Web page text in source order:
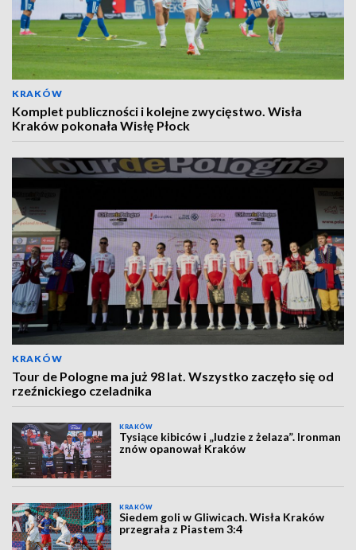
KRAKÓW
Komplet publiczności i kolejne zwycięstwo. Wisła
Kraków pokonała Wisłę Płock
KRAKÓW
Tour de Pologne ma już 98 lat. Wszystko zaczęło się od
rzeźnickiego czeladnika
KRAKÓW
Tysiące kibiców i „ludzie z żelaza”. Ironman
znów opanował Kraków
KRAKÓW
Siedem goli w Gliwicach. Wisła Kraków
przegrała z Piastem 3:4